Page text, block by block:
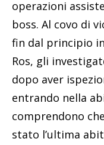
operazioni
boss. Al covo di
fin dal principio
Ros, gli
dopo aver
entrando nella
comprendono
stato l’ultima